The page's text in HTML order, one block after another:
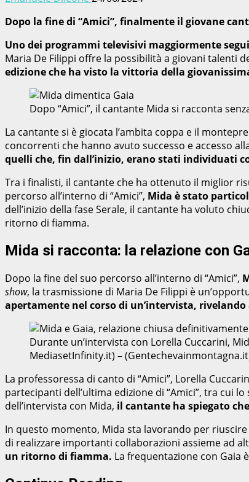
Dopo la fine di “Amici”, finalmente il giovane
Uno dei programmi televisivi maggiormente
Maria De Filippi offre la possibilità a giovani talenti
edizione che ha visto la vittoria della
Dopo “Amici”, il cantante Mida si racconta
La cantante si è giocata l’ambita coppa e il
concorrenti che hanno avuto successo e accesso
quelli che, fin dall’inizio, erano stati individuati
Tra i finalisti, il cantante che ha ottenuto il miglior
percorso all’interno di “Amici”, Mida è stato
dell’inizio della fase Serale, il cantante ha voluto
ritorno di fiamma.
Mida si racconta: la relazione con
Dopo la fine del suo percorso all’interno di “Amici”,
show, la trasmissione di Maria De Filippi è
apertamente nel corso di un’intervista,
Durante un’intervista con Lorella Cuccarini,
MediasetInfinity.it) –
La professoressa di canto di “Amici”, Lorella
partecipanti dell’ultima edizione di “Amici”, tra cui
dell’intervista con Mida, il cantante ha spiegato
In questo momento, Mida sta lavorando per
di realizzare importanti collaborazioni assieme ad
un ritorno di fiamma. La frequentazione con Gaia